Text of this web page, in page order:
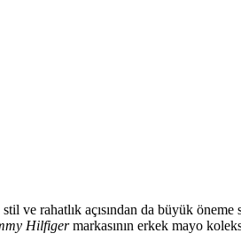
ve rahatlık açısından da büyük
Hilfigermarkasının erkek mayo